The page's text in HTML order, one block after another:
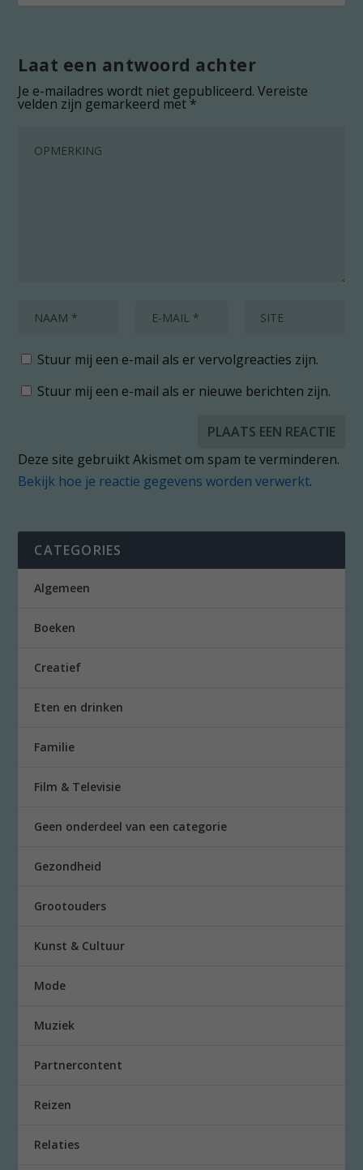
Laat een antwoord achter
Je e-mailadres wordt niet gepubliceerd. Vereiste
velden zijn gemarkeerd met*
Stuur mij een e-mail als er vervolgreacties zijn.
Stuur mij een e-mail als er nieuwe berichten zijn.
Deze site gebruikt Akismet om spam te verminderen.
Bekijk hoe je reactie gegevens worden verwerkt.
CATEGORIES
Algemeen
Boeken
Creatief
Eten en drinken
Familie
Film & Televisie
Geen onderdeel van een categorie
Gezondheid
Grootouders
Kunst & Cultuur
Mode
Muziek
Partnercontent
Reizen
Relaties